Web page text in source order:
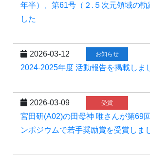
年半）、第61号（２.５次元領域の軌
した
2026-03-12 お知らせ
2024-2025年度 活動報告を掲載しま
2026-03-09 受賞
宮田研(A02)の田母神 唯さんが第69
ンポジウムで若手奨励賞を受賞しま